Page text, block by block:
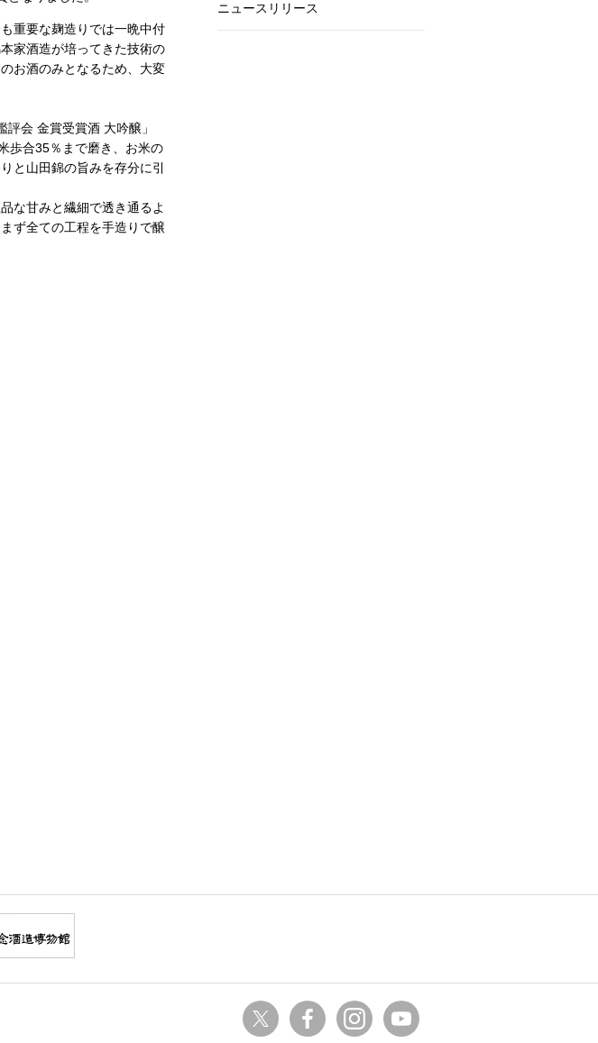
重要な麹造りでは一晩中付
家酒造が培ってきた技術の
お酒のみとなるため、大変
会 金賞受賞酒 大吟醸」
歩合35％まで磨き、お米の
と山田錦の旨みを存分に引
な甘みと繊細で透き通るよ
ず全ての工程を手造りで醸
ニュースリリース